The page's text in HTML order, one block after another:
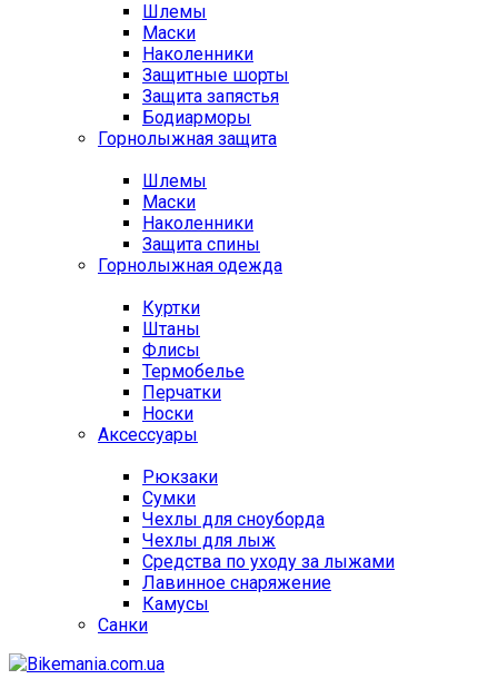
Шлемы
Маски
Наколенники
Защитные шорты
Защита запястья
Бодиарморы
Горнолыжная защита
Шлемы
Маски
Наколенники
Защита спины
Горнолыжная одежда
Куртки
Штаны
Флисы
Термобелье
Перчатки
Носки
Аксессуары
Рюкзаки
Сумки
Чехлы для сноуборда
Чехлы для лыж
Средства по уходу за лыжами
Лавинное снаряжение
Камусы
Санки